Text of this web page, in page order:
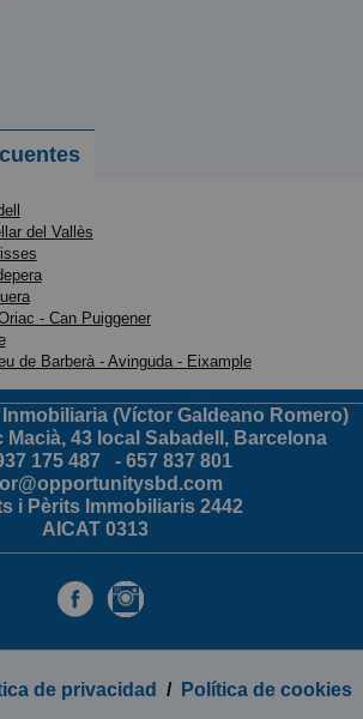
del Vallès
- Can Puiggener
de Barberà - Avinguda - Eixample
(Víctor Galdeano Romero)
Macià, 43 local Sabadell, Barcelona
175 487 - 657 837 801
i Pèrits Immobiliaris 2442
AICAT 0313
de privacidad / Política de cookies